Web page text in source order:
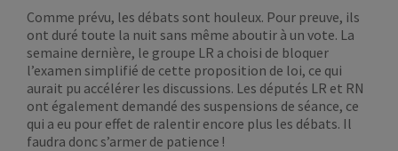
Comme prévu, les débats sont houleux. Pour preuve, ils
ont duré toute la nuit sans même aboutir à un vote. La
semaine dernière, le groupe LR a choisi de bloquer
l’examen simplifié de cette proposition de loi, ce qui
aurait pu accélérer les discussions. Les députés LR et RN
ont également demandé des suspensions de séance, ce
qui a eu pour effet de ralentir encore plus les débats. Il
faudra donc s’armer de patience !